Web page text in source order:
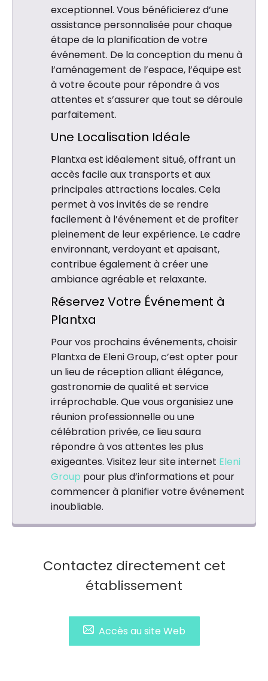
exceptionnel. Vous bénéficierez d’une
assistance personnalisée pour chaque
étape de la planification de votre
événement. De la conception du menu à
l’aménagement de l’espace, l’équipe est
à votre écoute pour répondre à vos
attentes et s’assurer que tout se déroule
parfaitement.
Une Localisation Idéale
Plantxa est idéalement situé, offrant un
accès facile aux transports et aux
principales attractions locales. Cela
permet à vos invités de se rendre
facilement à l’événement et de profiter
pleinement de leur expérience. Le cadre
environnant, verdoyant et apaisant,
contribue également à créer une
ambiance agréable et relaxante.
Réservez Votre Événement à
Plantxa
Pour vos prochains événements, choisir
Plantxa de Eleni Group, c’est opter pour
un lieu de réception alliant élégance,
gastronomie de qualité et service
irréprochable. Que vous organisiez une
réunion professionnelle ou une
célébration privée, ce lieu saura
répondre à vos attentes les plus
exigeantes. Visitez leur site internet Eleni
Group pour plus d’informations et pour
commencer à planifier votre événement
inoubliable.
Contactez directement cet
établissement
Accès au site Web